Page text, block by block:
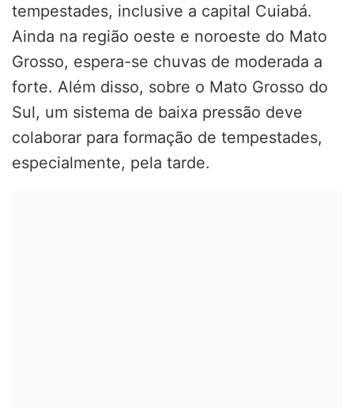
tempestades, inclusive a capital Cuiabá.
Ainda na região oeste e noroeste do Mato
Grosso, espera-se chuvas de moderada a
forte. Além disso, sobre o Mato Grosso do
Sul, um sistema de baixa pressão deve
colaborar para formação de tempestades,
especialmente, pela tarde.